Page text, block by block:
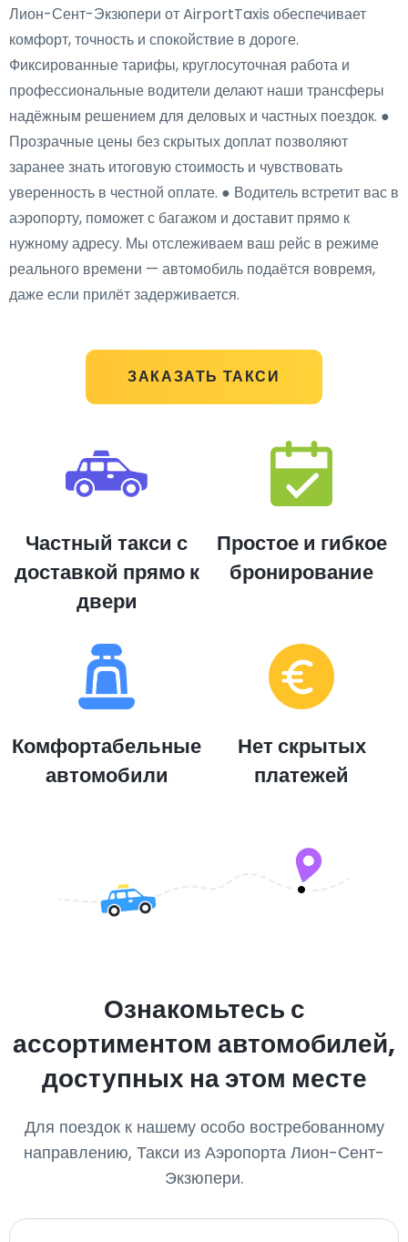
ЗАКАЗАТЬ ТАКСИ
Лион-Сент-Экзюпери от AirportTaxis обеспечивает
комфорт, точность и спокойствие в дороге.
Фиксированные тарифы, круглосуточная работа и
профессиональные водители делают наши трансферы
надёжным решением для деловых и частных поездок. ●
Прозрачные цены без скрытых доплат позволяют
заранее знать итоговую стоимость и чувствовать
уверенность в честной оплате. ● Водитель встретит вас в
аэропорту, поможет с багажом и доставит прямо к
нужному адресу. Мы отслеживаем ваш рейс в режиме
реального времени — автомобиль подаётся вовремя,
даже если прилёт задерживается.
Частный такси с
доставкой прямо к
двери
Простое и гибкое
бронирование
Комфортабельные
автомобили
Нет скрытых
платежей
Ознакомьтесь с
ассортиментом автомобилей,
доступных на этом месте
Для поездок к нашему особо востребованному
направлению, Такси из Аэропорта Лион-Сент-
Экзюпери.